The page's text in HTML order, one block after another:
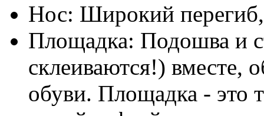
Нос: Широкий
Площадка: Подошва и
склеиваются!) вместе,
обуви. Площадка - это